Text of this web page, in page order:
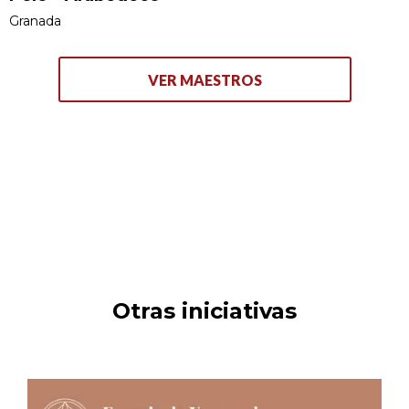
nave y del ábside
• Santuario Santa María Magdalena, Novelda, Alicante:
Vidrieras pintadas nave y ábside.
• Universidad Complutense, Alcalá de Henares, Madrid:
emplomadas.
• Escuela de Ingenieros de Minas, Madrid: Restauración
Granada
VER MAESTROS
Otras iniciativas